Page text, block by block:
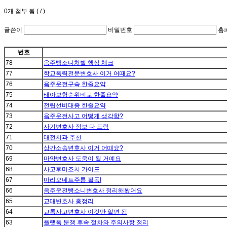
0개 첨부 됨 ( /)
글쓴이 비밀번호
홈
번호
78
음주뺑소니처벌 핵심 체크
77
학교폭력전문변호사 이거 어때요?
76
음주운전구속 한줄요약
75
태아보험순위비교 한줄요약
74
전립선비대증 한줄요약
73
음주운전사고 어떻게 생각함?
72
사기변호사 정보 다 드림
71
대전치과 추천
70
상간소송변호사 이거 어때요?
69
마약변호사 도움이 될 거예요
68
사고후미조치 가이드
67
마리오네트주름 필독!
66
음주운전뺑소니변호사 정리해봤어요
65
교대변호사 총정리
64
교통사고변호사 이것만 알면 됨
63
플랫폼 분쟁 후속 절차와 주의사항 정리